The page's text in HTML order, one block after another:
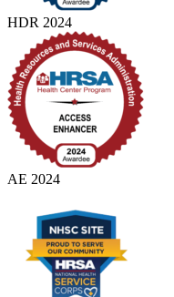
HDR 2024
AE 2024